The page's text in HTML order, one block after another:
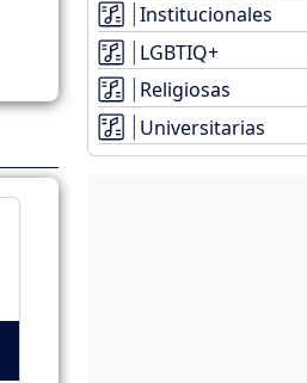
Institucionales
LGBTIQ+
Religiosas
Universitarias